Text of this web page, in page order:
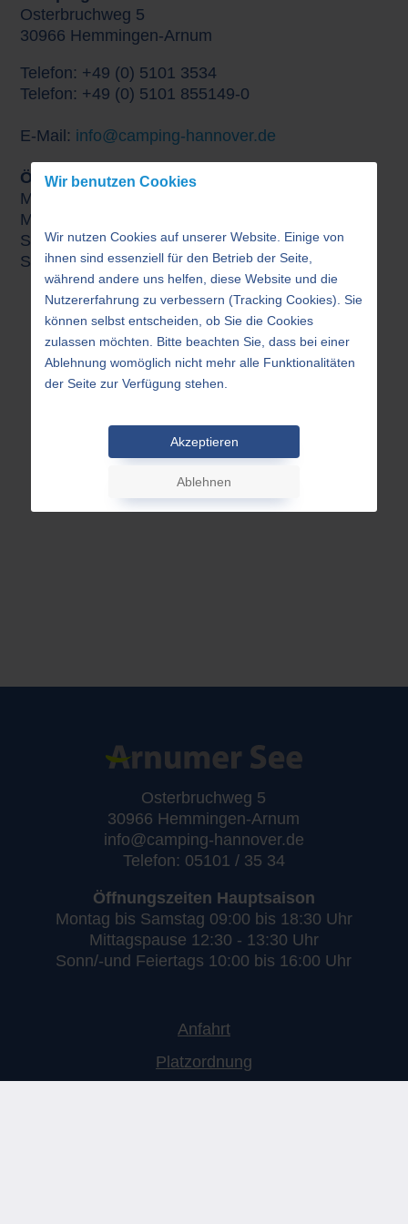
Osterbruchweg 5
30966 Hemmingen-Arnum
Telefon: +49 (0) 5101 3534
Telefon: +49 (0) 5101 855149-0
E-Mail: info@camping-hannover.de
Öffnungszeiten
Montag bis Freitag 09:00 bis 18:30 Uhr
Mittagspause 12:30 - 13:00 Uhr
Samstag 09:00 bis 14:00 Uhr
Sonn/-und Feiertags 10:00 bis 13:00 Uhr
Osterbruchweg 5
30966 Hemmingen-Arnum
info@camping-hannover.de
Telefon: 05101 / 35 34
Öffnungszeiten Hauptsaison
Montag bis Samstag 09:00 bis 18:30 Uhr
Mittagspause 12:30 - 13:30 Uhr
Sonn/-und Feiertags 10:00 bis 16:00 Uhr
Anfahrt
Platzordnung
Wir benutzen Cookies
Wir nutzen Cookies auf unserer Website. Einige von
ihnen sind essenziell für den Betrieb der Seite,
während andere uns helfen, diese Website und die
Nutzererfahrung zu verbessern (Tracking Cookies). Sie
können selbst entscheiden, ob Sie die Cookies
zulassen möchten. Bitte beachten Sie, dass bei einer
Ablehnung womöglich nicht mehr alle Funktionalitäten
der Seite zur Verfügung stehen.
Akzeptieren
Ablehnen